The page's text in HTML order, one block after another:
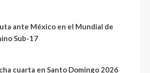
ante México en el Mundial de
Sub-17
cuarta en Santo Domingo 2026